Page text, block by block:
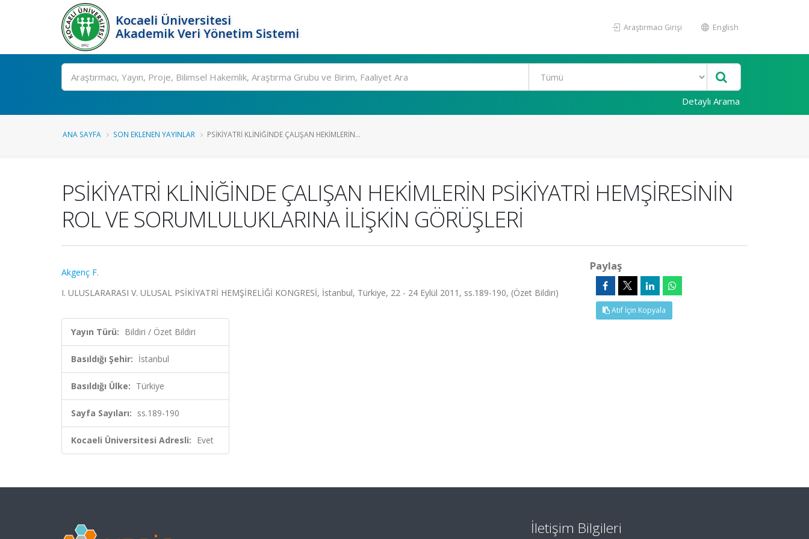
Kocaeli Üniversitesi
Akademik Veri Yönetim Sistemi
Araştırmacı Girişi English
Ara
Detaylı Arama
ANA SAYFA SON EKLENEN YAYINLAR PSİKİYATRİ KLİNİĞİNDE ÇALIŞAN HEKİMLERİN...
PSİKİYATRİ KLİNİĞİNDE ÇALIŞAN HEKİMLERİN PSİKİYATRİ HEMŞİRESİNİN
ROL VE SORUMLULUKLARINA İLİŞKİN GÖRÜŞLERİ
Akgenç F.
I. ULUSLARARASI V. ULUSAL PSİKİYATRİ HEMŞİRELİĞİ KONGRESİ, İstanbul, Türkiye, 22 - 24 Eylül 2011, ss.189-190, (Özet Bildiri)
Yayın Türü: Bildiri / Özet Bildiri
Basıldığı Şehir: İstanbul
Basıldığı Ülke: Türkiye
Sayfa Sayıları: ss.189-190
Kocaeli Üniversitesi Adresli: Evet
Paylaş
Atıf İçin Kopyala
İletişim Bilgileri